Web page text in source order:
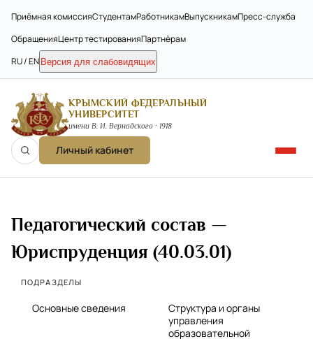
Приёмная комиссияСтудентамРаботникамВыпускникамПресс-служба
ОбращенияЦентр тестированияПартнёрам
RU / EN Версия для слабовидящих
КРЫМСКИЙ ФЕДЕРАЛЬНЫЙ
УНИВЕРСИТЕТ
имени В. И. Вернадского · 1918
Личный кабинет
Педагогический состав —
Юриспруденция (40.03.01)
ПОДРАЗДЕЛЫ
Основные сведения
Структура и органы
управления
образовательной